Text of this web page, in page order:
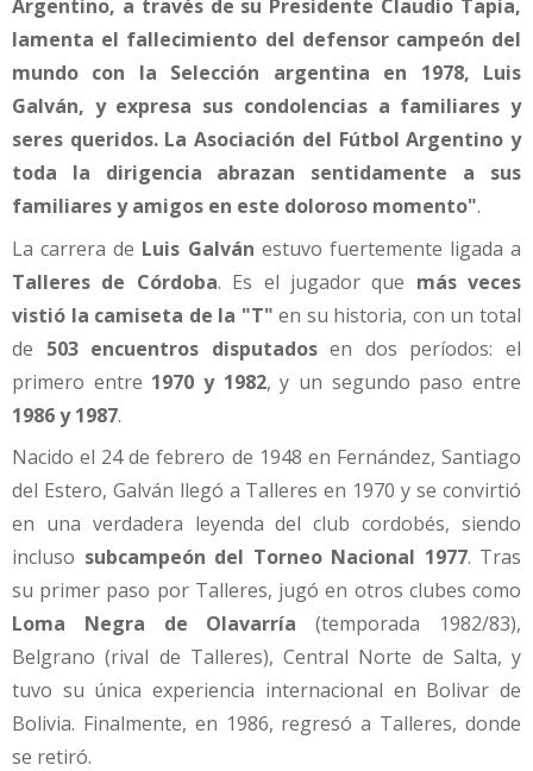
Argentino, a través de su Presidente Claudio Tapia,
lamenta el fallecimiento del defensor campeón del
mundo con la Selección argentina en 1978, Luis
Galván, y expresa sus condolencias a familiares y
seres queridos. La Asociación del Fútbol Argentino y
toda la dirigencia abrazan sentidamente a sus
familiares y amigos en este doloroso momento".
La carrera de Luis Galván estuvo fuertemente ligada a
Talleres de Córdoba. Es el jugador que más veces
vistió la camiseta de la "T" en su historia, con un total
de 503 encuentros disputadosen dos períodos: el
primero entre 1970 y 1982, y un segundo paso entre
1986 y 1987.
Nacido el 24 de febrero de 1948 en Fernández, Santiago
del Estero, Galván llegó a Talleres en 1970 y se convirtió
en una verdadera leyenda del club cordobés, siendo
incluso subcampeón del Torneo Nacional 1977. Tras
su primer paso por Talleres, jugó en otros clubes como
Loma Negra de Olavarría (temporada 1982/83),
Belgrano (rival de Talleres), Central Norte de Salta, y
tuvo su única experiencia internacional en Bolivar de
Bolivia. Finalmente, en 1986, regresó a Talleres, donde
se retiró.